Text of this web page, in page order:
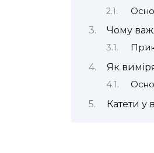
Чому
Як
Катети у